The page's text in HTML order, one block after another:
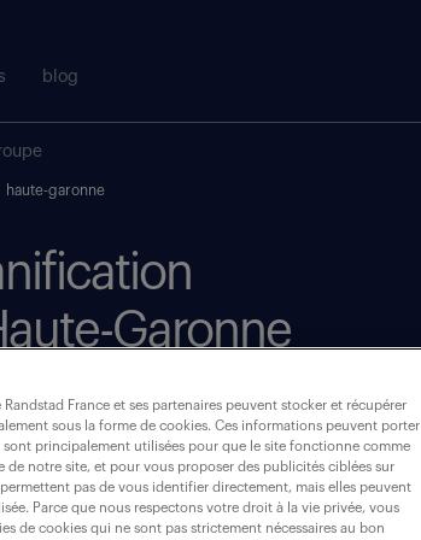
blog
haute-garonne
Garonne
intérim(2)
France et ses partenaires peuvent stocker et récupérer
sous la forme de cookies. Ces informations peuvent porter
principalement utilisées pour que le site fonctionne comme
de notre site, et pour vous proposer des publicités ciblées sur
pas de vous identifier directement, mais elles peuvent
Parce que nous respectons votre droit à la vie privée, vous
de cookies qui ne sont pas strictement nécessaires au bon